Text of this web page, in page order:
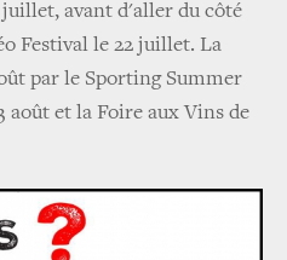
avant d'aller du côté
Festival le 22 juillet. La
par le Sporting Summer
août et la Foire aux Vins de